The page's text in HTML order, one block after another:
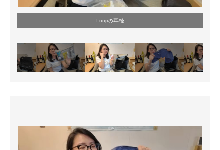
Loopの耳栓